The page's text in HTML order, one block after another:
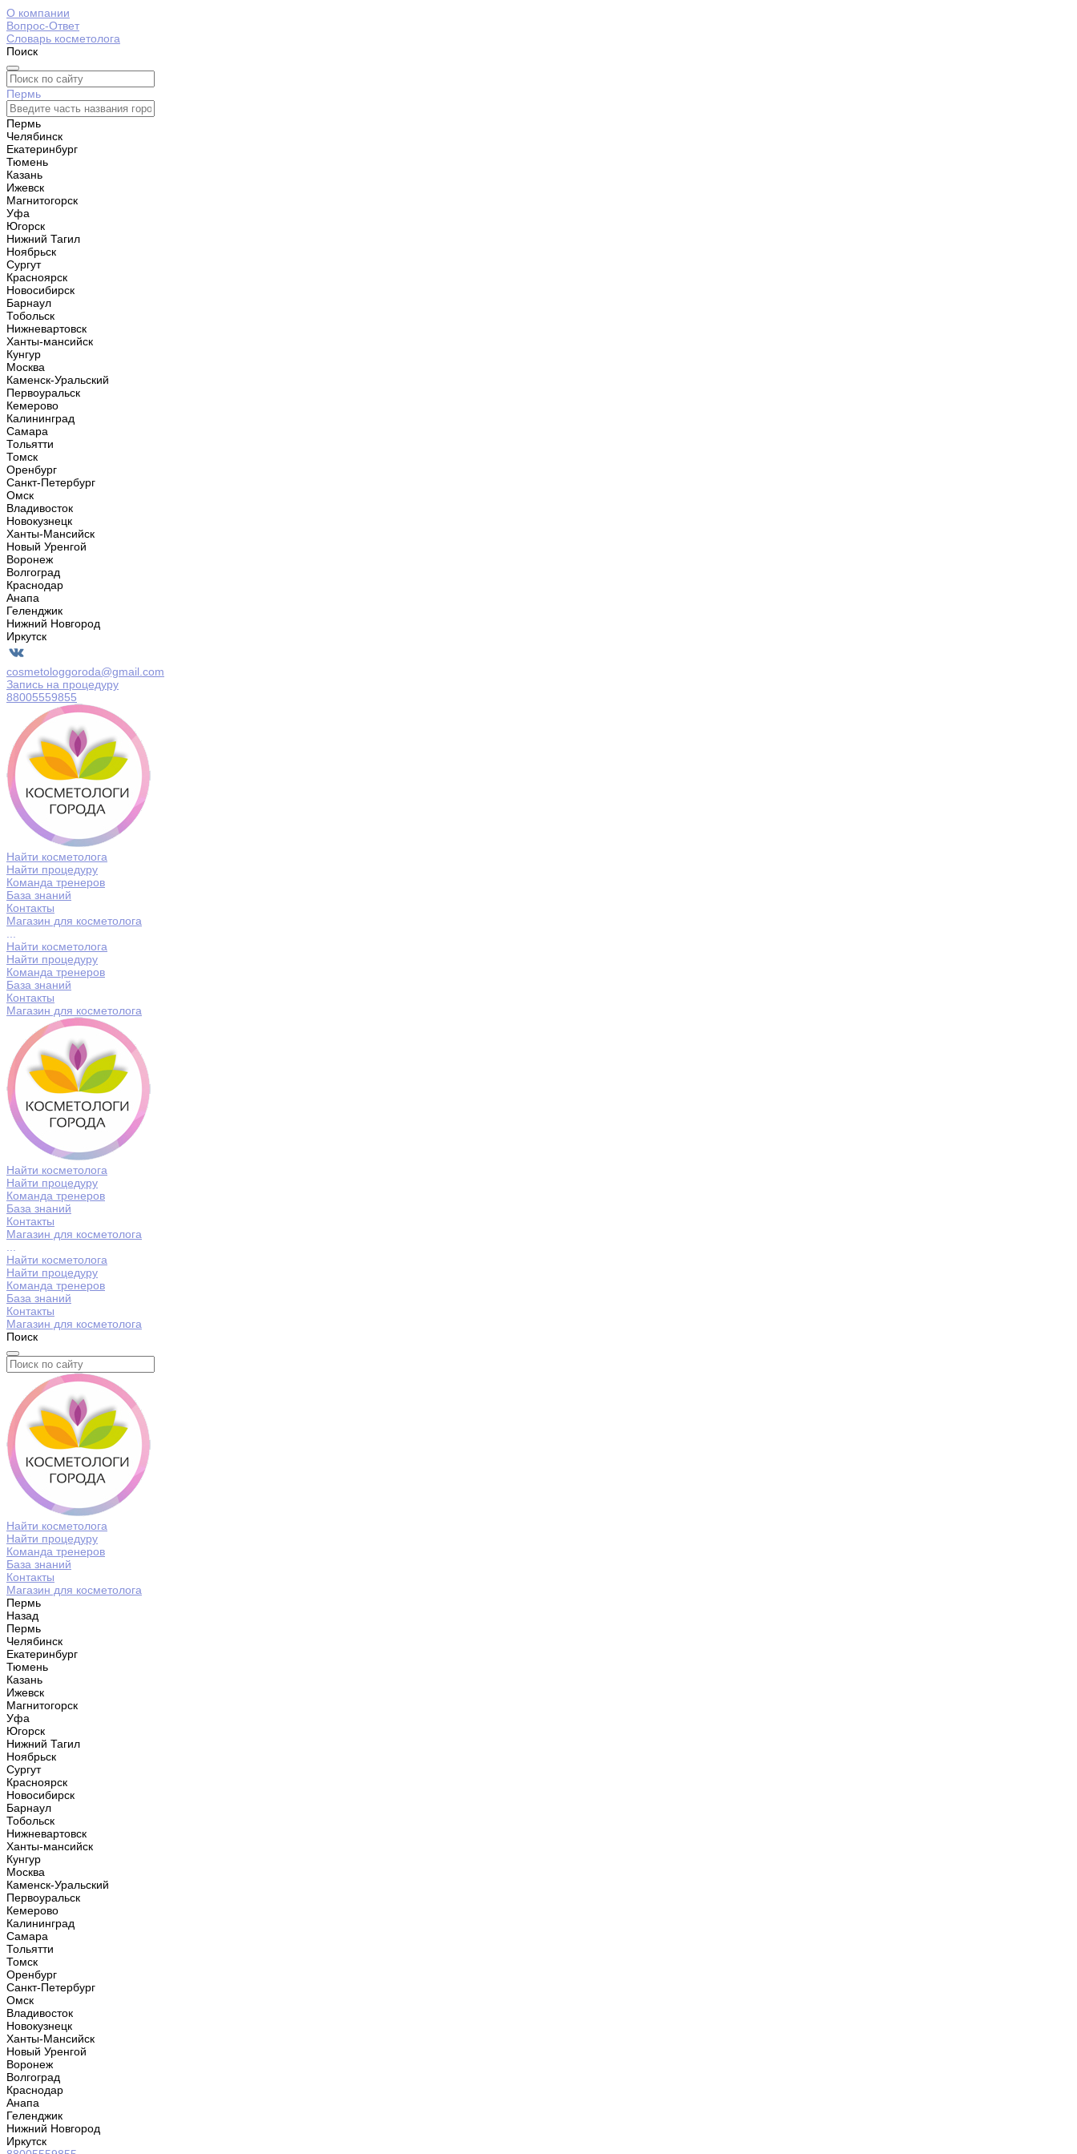
О компании
Вопрос-Ответ
Словарь косметолога
Поиск
Пермь
Пермь
Челябинск
Екатеринбург
Тюмень
Казань
Ижевск
Магнитогорск
Уфа
Югорск
Нижний Тагил
Ноябрьск
Сургут
Красноярск
Новосибирск
Барнаул
Тобольск
Нижневартовск
Ханты-мансийск
Кунгур
Москва
Каменск-Уральский
Первоуральск
Кемерово
Калининград
Самара
Тольятти
Томск
Оренбург
Санкт-Петербург
Омск
Владивосток
Новокузнецк
Ханты-Мансийск
Новый Уренгой
Воронеж
Волгоград
Краснодар
Анапа
Геленджик
Нижний Новгород
Иркутск
cosmetologgoroda@gmail.com
Запись на процедуру
88005559855
Найти косметолога
Найти процедуру
Команда тренеров
База знаний
Контакты
Магазин для косметолога
Найти косметолога
Найти процедуру
Команда тренеров
База знаний
Контакты
Магазин для косметолога
Найти косметолога
Найти процедуру
Команда тренеров
База знаний
Контакты
Магазин для косметолога
Найти косметолога
Найти процедуру
Команда тренеров
База знаний
Контакты
Магазин для косметолога
Поиск
Найти косметолога
Найти процедуру
Команда тренеров
База знаний
Контакты
Магазин для косметолога
Пермь
Назад
Пермь
Челябинск
Екатеринбург
Тюмень
Казань
Ижевск
Магнитогорск
Уфа
Югорск
Нижний Тагил
Ноябрьск
Сургут
Красноярск
Новосибирск
Барнаул
Тобольск
Нижневартовск
Ханты-мансийск
Кунгур
Москва
Каменск-Уральский
Первоуральск
Кемерово
Калининград
Самара
Тольятти
Томск
Оренбург
Санкт-Петербург
Омск
Владивосток
Новокузнецк
Ханты-Мансийск
Новый Уренгой
Воронеж
Волгоград
Краснодар
Анапа
Геленджик
Нижний Новгород
Иркутск